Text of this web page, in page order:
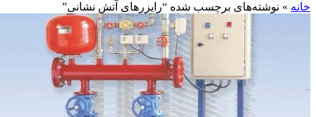
»نوشته‌های برچسب شده “رایزرهای آتش نشانی”